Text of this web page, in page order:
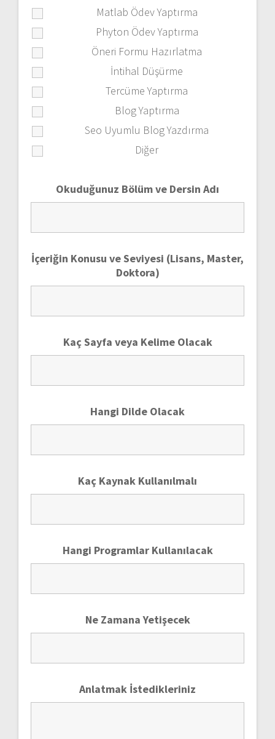
Matlab Ödev Yaptırma
Phyton Ödev Yaptırma
Öneri Formu Hazırlatma
İntihal Düşürme
Tercüme Yaptırma
Blog Yaptırma
Seo Uyumlu Blog Yazdırma
Diğer
Okuduğunuz Bölüm ve Dersin Adı
İçeriğin Konusu ve Seviyesi (Lisans, Master,
Doktora)
Kaç Sayfa veya Kelime Olacak
Hangi Dilde Olacak
Kaç Kaynak Kullanılmalı
Hangi Programlar Kullanılacak
Ne Zamana Yetişecek
Anlatmak İstedikleriniz